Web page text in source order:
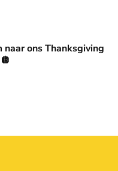
gala in de
naar ons Thanksgiving